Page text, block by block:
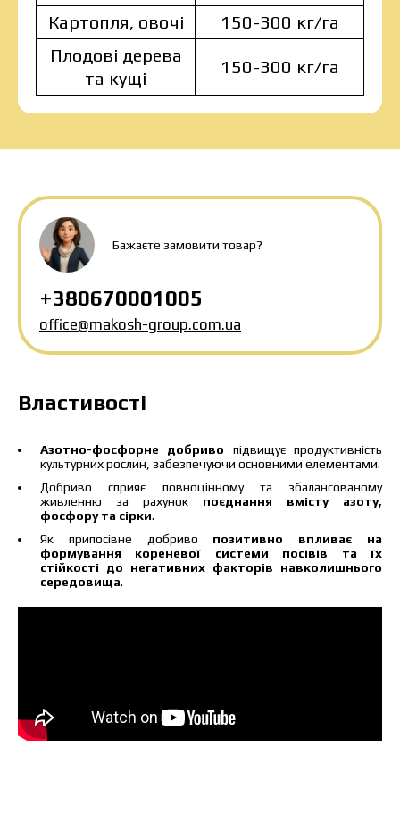
Картопля, овочі
150-300 кг/га
Плодові дерева
та кущі
150-300 кг/га
Бажаєте замовити товар?
+380670001005
office@makosh-group.com.ua
Властивості
Азотно-фосфорне добриво підвищує продуктивність
культурних рослин, забезпечуючи основними елементами.
Добриво сприяє повноцінному та збалансованому
живленню за рахунок поєднання вмісту азоту,
фосфору та сірки.
Як припосівне добриво позитивно впливає на
формування кореневої системи посівів та їх
стійкості до негативних факторів навколишнього
середовища.
Ціна залежить від об’єму та регіону доставки.
Для прорахунку індивідуальної ціни заповніть
дані:
Замовити
Я ознайомився та приймаю політику
захисту персональних даних.
Зв’язатися з менеджером Makosh
Завантажити каталог